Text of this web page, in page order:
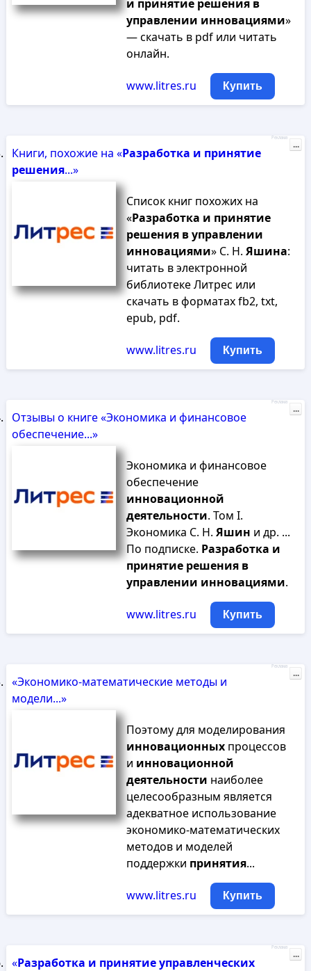
и принятие решения в
управлении инновациями»
— скачать в pdf или читать
онлайн.
www.litres.ru Купить
Книги, похожие на «Разработка и принятие
решения...»
Список книг похожих на
«Разработка и принятие
решения вуправлении
инновациями» С. Н. Яшина:
читать в электронной
библиотеке Литрес или
скачать в форматах fb2, txt,
epub, pdf.
www.litres.ru Купить
Реклама
...
Отзывы о книге «Экономика и финансовое
обеспечение...»
Экономика и финансовое
обеспечение
инновационной
деятельности. Том I.
Экономика С. Н. Яшин и др. ...
По подписке. Разработка и
принятие решения в
управлении инновациями.
www.litres.ru Купить
Реклама
...
«Экономико-математические методы и
модели...»
Поэтому для моделирования
инновационныхпроцессов
и инновационной
деятельности наиболее
целесообразным является
адекватное использование
экономико-математических
методов и моделей
поддержки принятия...
www.litres.ru Купить
Реклама
...
«Разработка и принятиеуправленческих
Реклама
...